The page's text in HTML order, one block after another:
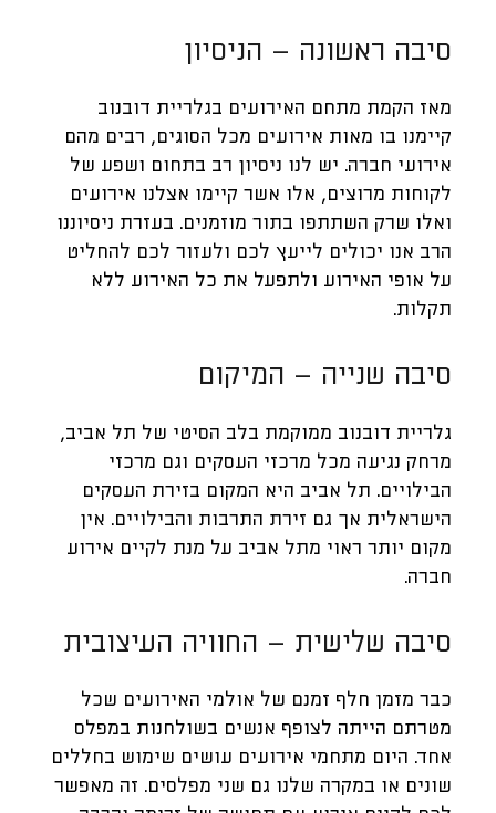
סיבה ראשונה – הניסיון
מאז הקמת מתחם האירועים בגלריית דובנוב
קיימנו בו מאות אירועים מכל הסוגים, רבים מהם
אירועי חברה. יש לנו ניסיון רב בתחום ושפע של
לקוחות מרוצים, אלו אשר קיימו אצלנו אירועים
ואלו שרק השתתפו בתור מוזמנים. בעזרת ניסיוננו
הרב אנו יכולים לייעץ לכם ולעזור לכם להחליט
על אופי האירוע ולתפעל את כל האירוע ללא
תקלות.
סיבה שנייה – המיקום
גלריית דובנוב ממוקמת בלב הסיטי של תל אביב,
מרחק נגיעה מכל מרכזי העסקים וגם מרכזי
הבילויים. תל אביב היא המקום בזירת העסקים
הישראלית אך גם זירת התרבות והבילויים. אין
מקום יותר ראוי מתל אביב על מנת לקיים אירוע
חברה.
סיבה שלישית – החוויה העיצובית
כבר מזמן חלף זמנם של אולמי האירועים שכל
מטרתם הייתה לצופף אנשים בשולחנות במפלס
אחד. היום מתחמי אירועים עושים שימוש בחללים
שונים או במקרה שלנו גם שני מפלסים. זה מאפשר